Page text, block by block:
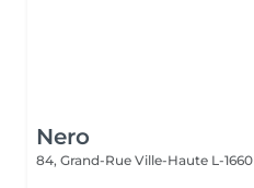
Nero
84, Grand-Rue Ville-Haute L-1660